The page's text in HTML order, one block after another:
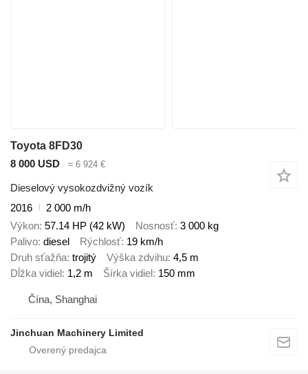
Toyota 8FD30
8 000 USD
≈ 6 924 €
Dieselový vysokozdvižný vozík
2016
2 000 m/h
Výkon 57.14 HP (42 kW) Nosnosť 3 000 kg
Palivo diesel Rýchlosť 19 km/h
Druh sťažňa trojitý Výška zdvihu 4,5 m
Dĺžka vidiel 1,2 m Šírka vidiel 150 mm
Čína, Shanghai
Jinchuan Machinery Limited